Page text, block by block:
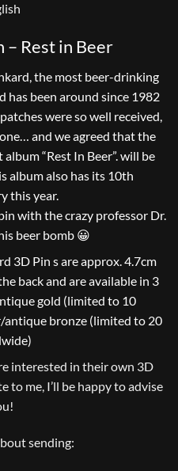
– Rest in Beer
the most beer-drinking
has been around since 1982
were so well received,
and we agreed that the
“Rest In Beer”. will be
album also has its 10th
this year.
with the crazy professor Dr.
beer bomb 😀
3D Pin s are approx. 4.7cm
back and are available in 3
gold (limited to 10
bronze (limited to 20
interested in their own 3D
to me, I’ll be happy to advise
sending: